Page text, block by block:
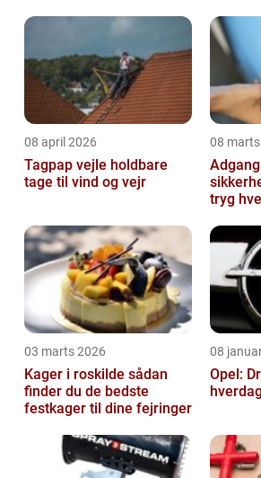
08 april 2026
Tagpap vejle holdbare
tage til vind og vejr
08
tryg
03 marts 2026
Kager i roskilde sådan
finder du de bedste
festkager til dine fejringer
08
Opel: